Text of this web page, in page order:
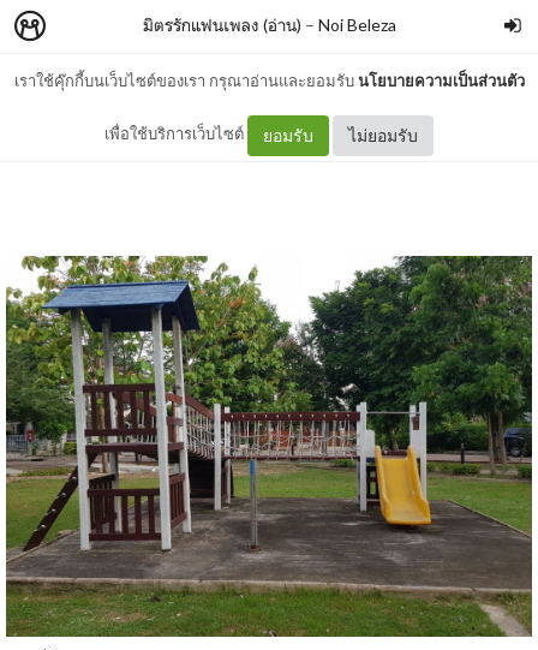
เราใช้คุ๊กกี้บนเว็บไซต์ของเรา กรุณาอ่านและยอมรับนโยบายความเป็นส่วนตัว
เพื่อใช้บริการเว็บไซต์ ยอมรับ ไม่ยอมรับ
มิตรรักแฟนเพลง (อ่าน) – Noi Beleza
อยู่กับสิ่งที่มี..ไม่ใช่สิ่งที่ฝัน